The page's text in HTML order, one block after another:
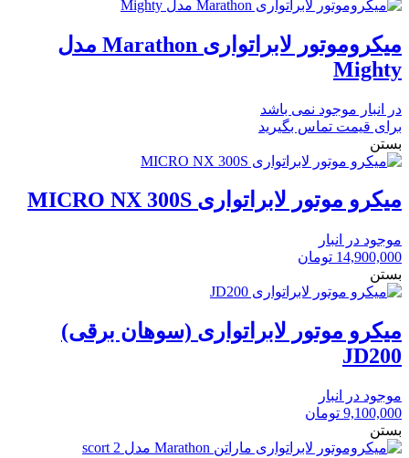
میکروموتور لابراتواری Marathon مدل
Mighty
در انبار موجود نمی باشد
برای قیمت تماس بگیرید
بستن
میکرو موتور لابراتواری MICRO NX 300S
موجود در انبار
14,900,000 تومان
بستن
میکرو موتور لابراتواری (سوهان برقی)
JD200
موجود در انبار
9,100,000 تومان
بستن